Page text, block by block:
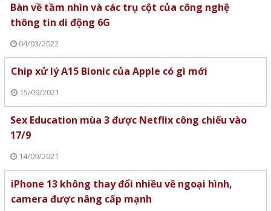
Bàn về tầm nhìn và các trụ cột của công nghệ
thông tin di động 6G
04/03/2022
Chip xử lý A15 Bionic của Apple có gì mới
15/09/2021
Sex Education mùa 3 được Netflix công chiếu vào
17/9
14/09/2021
iPhone 13 không thay đổi nhiều về ngoại hình,
camera được nâng cấp mạnh